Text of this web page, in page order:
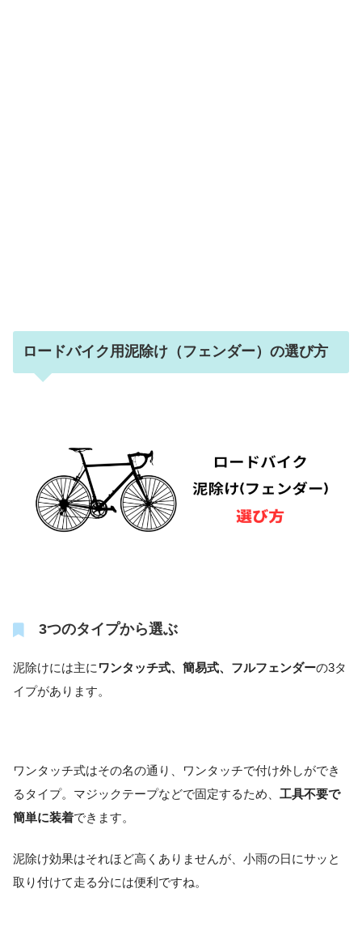
ロードバイク用泥除け（フェンダー）の選び方
3つのタイプから選ぶ
泥除けには主に ワンタッチ式、簡易式、フルフェンダーの3タ
イプがあります。
ワンタッチ式はその名の通り、ワンタッチで付け外しができ
るタイプ。マジックテープなどで固定するため、 工具不要で
簡単に装着できます。
泥除け効果はそれほど高くありませんが、小雨の日にサッと
取り付けて走る分には便利ですね。